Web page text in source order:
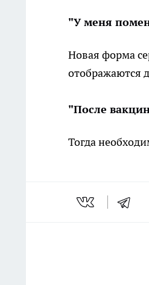
"У меня
Новая форма
отображаются
"После
Тогда